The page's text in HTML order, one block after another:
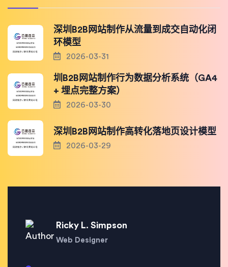
深圳B2B网站制作从流量到成交自动化闭
环模型
2026-03-31
圳B2B网站制作行为数据分析系统（GA4
+ 埋点完整方案）
2026-03-30
深圳B2B网站制作高转化落地页设计模型
2026-03-29
Ricky L. Simpson
Web Designer